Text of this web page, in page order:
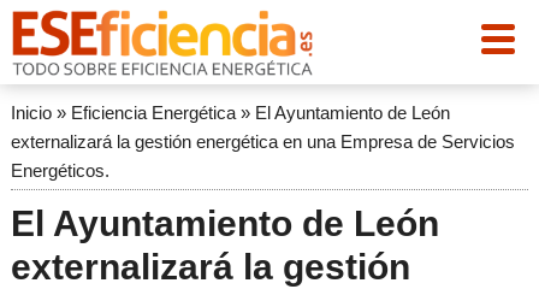
Inicio» Eficiencia Energética» El Ayuntamiento de León
externalizará la gestión energética en una Empresa de Servicios
Energéticos.
El Ayuntamiento de León
externalizará la gestión